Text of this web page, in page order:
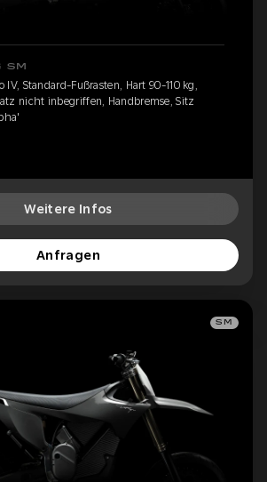
SM
IV, Standard-Fußrasten, Hart 90-110 kg,
nicht inbegriffen, Handbremse, Sitz
Weitere Infos
Anfragen
SM